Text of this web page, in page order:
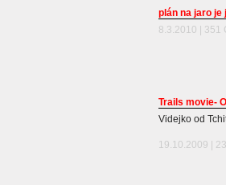
plán na jaro je
8.3.2010 | 351
Trails movie-
Videjko od
19.10.2009 |